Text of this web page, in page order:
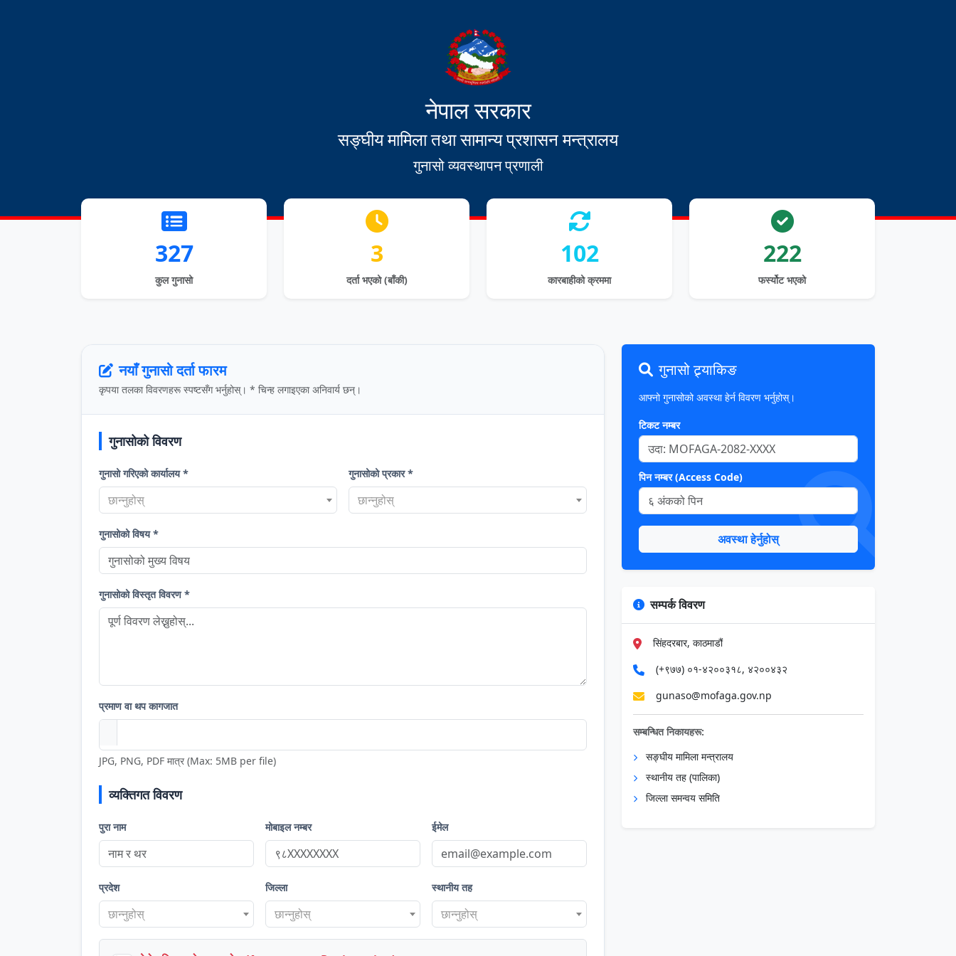
नेपाल सरकार
सङ्घीय मामिला तथा सामान्य प्रशासन मन्त्रालय
गुनासो व्यवस्थापन प्रणाली
327
कुल गुनासो
3
दर्ता भएको (बाँकी)
102
कारबाहीको क्रममा
222
फर्स्योट भएको
नयाँ गुनासो दर्ता फारम
कृपया तलका विवरणहरू स्पष्टसँग भर्नुहोस्। * चिन्ह लगाइएका अनिवार्य छन्।
गुनासोको विवरण
गुनासो गरिएको कार्यालय *
छान्नुहोस्
गुनासोको प्रकार *
छान्नुहोस्
गुनासोको विषय *
गुनासोको विस्तृत विवरण *
प्रमाण वा थप कागजात
JPG, PNG, PDF मात्र (Max: 5MB per file)
व्यक्तिगत विवरण
पुरा नाम मोबाइल नम्बर ईमेल
प्रदेश
छान्नुहोस्
जिल्ला
छान्नुहोस्
स्थानीय तह
छान्नुहोस्
गुनासो ट्र्याकिङ
आफ्नो गुनासोको अवस्था हेर्न विवरण भर्नुहोस्।
टिकट नम्बर
पिन नम्बर (Access Code)
अवस्था हेर्नुहोस्
सम्पर्क विवरण
सिंहदरबार, काठमाडौं
(+९७७) ०१-४२००३१८, ४२००४३२
gunaso@mofaga.gov.np
सम्बन्धित निकायहरू:
सङ्घीय मामिला मन्त्रालय
स्थानीय तह (पालिका)
जिल्ला समन्वय समिति